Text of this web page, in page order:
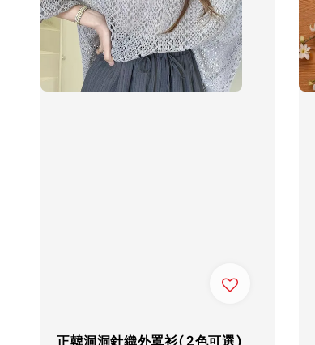
正韓洞洞針織外罩衫(2色可選)